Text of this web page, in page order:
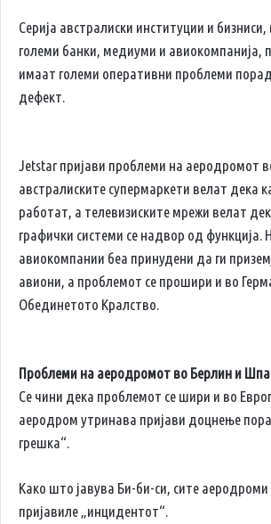
Серија австралиски институции и
големи банки, медиуми и авиокомпанија,
имаат големи оперативни проблеми
дефект.
Jetstar пријави проблеми на аеродромот
австралиските супермаркети велат дека
работат, а телевизиските мрежи велат
графички системи се надвор од функција.
авиокомпании беа принудени да ги
авиони, а проблемот се прошири и во
Обединетото Кралство.
Проблеми на аеродромот во Берлин и
Се чини дека проблемот се шири и во
аеродром утринава пријави доцнење
грешка“.
Како што јавува Би-би-си, сите
пријавиле „инцидентот“.